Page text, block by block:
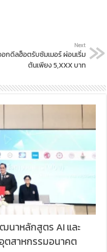
Next
อกดีลฮ็อตรับซัมเมอร์ ผ่อนเริ่ม
ต้นเพียง 5,XXX บาท
นาหลักสูตร AI และ
สาหกรรมอนาคต